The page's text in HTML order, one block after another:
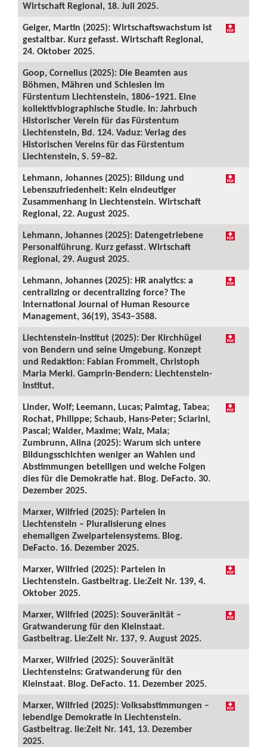
Wirtschaft Regional, 18. Juli 2025.
Geiger, Martin (2025): Wirtschaftswachstum ist
gestaltbar. Kurz gefasst. Wirtschaft Regional,
24. Oktober 2025.
Goop, Cornelius (2025): Die Beamten aus
Böhmen, Mähren und Schlesien im
Fürstentum Liechtenstein, 1806–1921. Eine
kollektivbiographische Studie. In: Jahrbuch
Historischer Verein für das Fürstentum
Liechtenstein, Bd. 124. Vaduz: Verlag des
Historischen Vereins für das Fürstentum
Liechtenstein, S. 59–82.
Lehmann, Johannes (2025): Bildung und
Lebenszufriedenheit: Kein eindeutiger
Zusammenhang in Liechtenstein. Wirtschaft
Regional, 22. August 2025.
Lehmann, Johannes (2025): Datengetriebene
Personalführung. Kurz gefasst. Wirtschaft
Regional, 29. August 2025.
Lehmann, Johannes (2025): HR analytics: a
centralizing or decentralizing force? The
International Journal of Human Resource
Management, 36(19), 3543–3588.
Liechtenstein-Institut (2025): Der Kirchhügel
von Bendern und seine Umgebung. Konzept
und Redaktion: Fabian Frommelt, Christoph
Maria Merki. Gamprin-Bendern: Liechtenstein-
Institut.
Linder, Wolf; Leemann, Lucas; Palmtag, Tabea;
Rochat, Philippe; Schaub, Hans-Peter; Sciarini,
Pascal; Walder, Maxime; Walz, Mala;
Zumbrunn, Alina (2025): Warum sich untere
Bildungsschichten weniger an Wahlen und
Abstimmungen beteiligen und welche Folgen
dies für die Demokratie hat. Blog. DeFacto. 30.
Dezember 2025.
Marxer, Wilfried (2025): Parteien in
Liechtenstein – Pluralisierung eines
ehemaligen Zweiparteiensystems. Blog.
DeFacto. 16. Dezember 2025.
Marxer, Wilfried (2025): Parteien in
Liechtenstein. Gastbeitrag. Lie:Zeit Nr. 139, 4.
Oktober 2025.
Marxer, Wilfried (2025): Souveränität –
Gratwanderung für den Kleinstaat.
Gastbeitrag. Lie:Zeit Nr. 137, 9. August 2025.
Marxer, Wilfried (2025): Souveränität
Liechtensteins: Gratwanderung für den
Kleinstaat. Blog. DeFacto. 11. Dezember 2025.
Marxer, Wilfried (2025): Volksabstimmungen –
lebendige Demokratie in Liechtenstein.
Gastbeitrag. lie:Zeit Nr. 141, 13. Dezember
2025.